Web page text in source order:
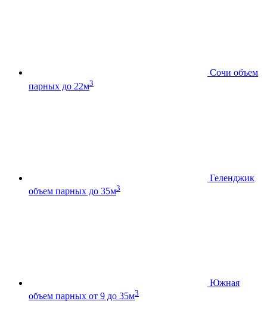
Сочи объем
парных до 22м3
Геленджик
объем парных до 35м3
Южная
объем парных от 9 до 35м3